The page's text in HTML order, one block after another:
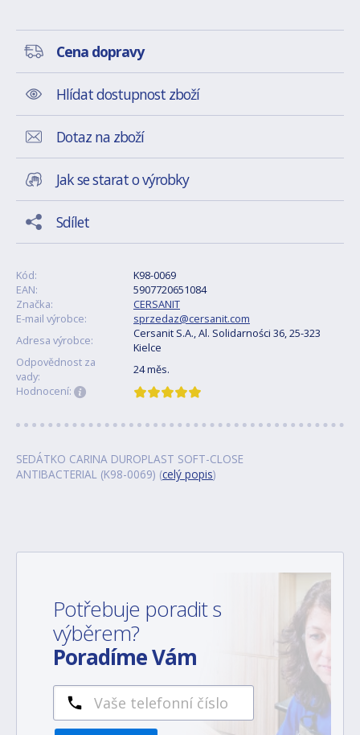
Cena dopravy
Hlídat dostupnost zboží
Dotaz na zboží
Jak se starat o výrobky
Sdílet
Kód:
K98-0069
EAN:
5907720651084
Značka:
CERSANIT
E-mail výrobce:
sprzedaz@cersanit.com
Adresa výrobce:
Cersanit S.A., Al. Solidarności 36, 25-323
Kielce
Odpovědnost za
vady:
24 měs.
Hodnocení:
SEDÁTKO CARINA DUROPLAST SOFT-CLOSE
ANTIBACTERIAL (K98-0069) (celý popis)
Potřebuje poradit s
výběrem?
Poradíme Vám